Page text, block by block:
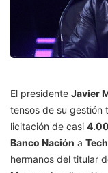
El presidente Javier
tensos de su gestión
licitación de casi
Banco Nación a
hermanos del titular